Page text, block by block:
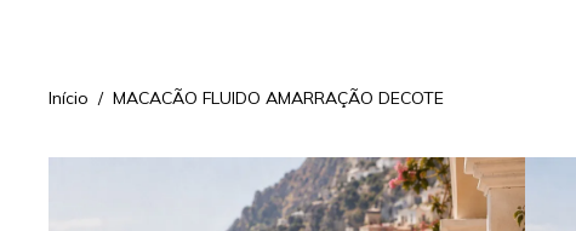
Início MACACÃO FLUIDO AMARRAÇÃO DECOTE